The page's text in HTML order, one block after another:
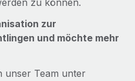
zu können.
zur
und möchte mehr
unser Team unter